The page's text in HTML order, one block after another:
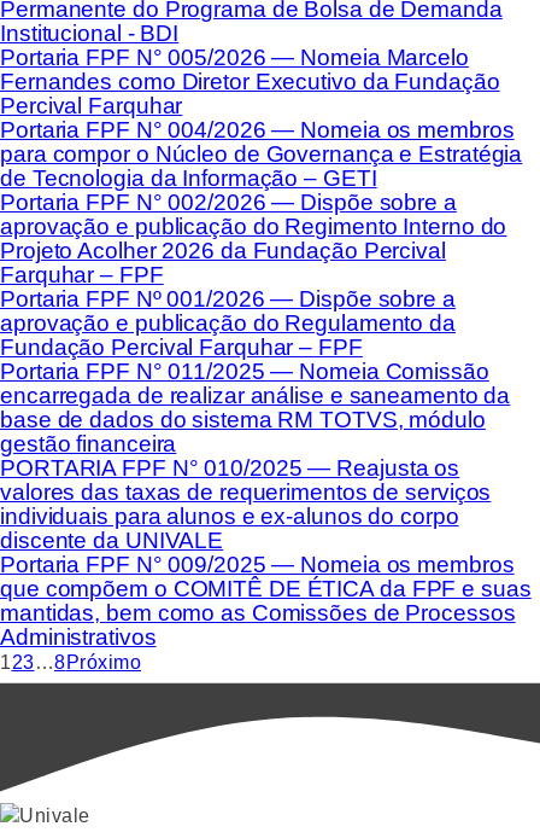
Permanente do Programa de Bolsa de Demanda
Institucional - BDI
Portaria FPF N° 005/2026 — Nomeia Marcelo
Fernandes como Diretor Executivo da Fundação
Percival Farquhar
Portaria FPF N° 004/2026 — Nomeia os membros
para compor o Núcleo de Governança e Estratégia
de Tecnologia da Informação – GETI
Portaria FPF N° 002/2026 — Dispõe sobre a
aprovação e publicação do Regimento Interno do
Projeto Acolher 2026 da Fundação Percival
Farquhar – FPF
Portaria FPF Nº 001/2026 — Dispõe sobre a
aprovação e publicação do Regulamento da
Fundação Percival Farquhar – FPF
Portaria FPF N° 011/2025 — Nomeia Comissão
encarregada de realizar análise e saneamento da
base de dados do sistema RM TOTVS, módulo
gestão financeira
PORTARIA FPF N° 010/2025 — Reajusta os
valores das taxas de requerimentos de serviços
individuais para alunos e ex-alunos do corpo
discente da UNIVALE
Portaria FPF N° 009/2025 — Nomeia os membros
que compõem o COMITÊ DE ÉTICA da FPF e suas
mantidas, bem como as Comissões de Processos
Administrativos
123…8Próximo